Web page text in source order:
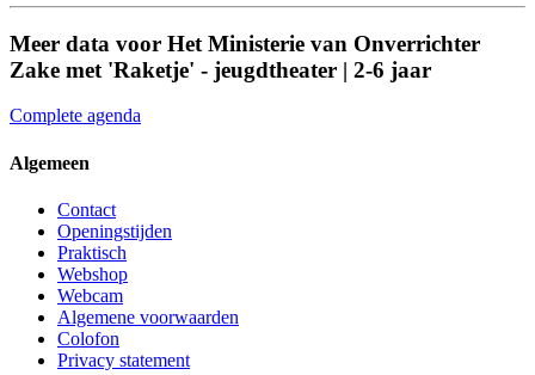
Meer data voor Het Ministerie van Onverrichter
Zake met 'Raketje' - jeugdtheater | 2-6 jaar
Complete agenda
Algemeen
Contact
Openingstijden
Praktisch
Webshop
Webcam
Algemene voorwaarden
Colofon
Privacy statement